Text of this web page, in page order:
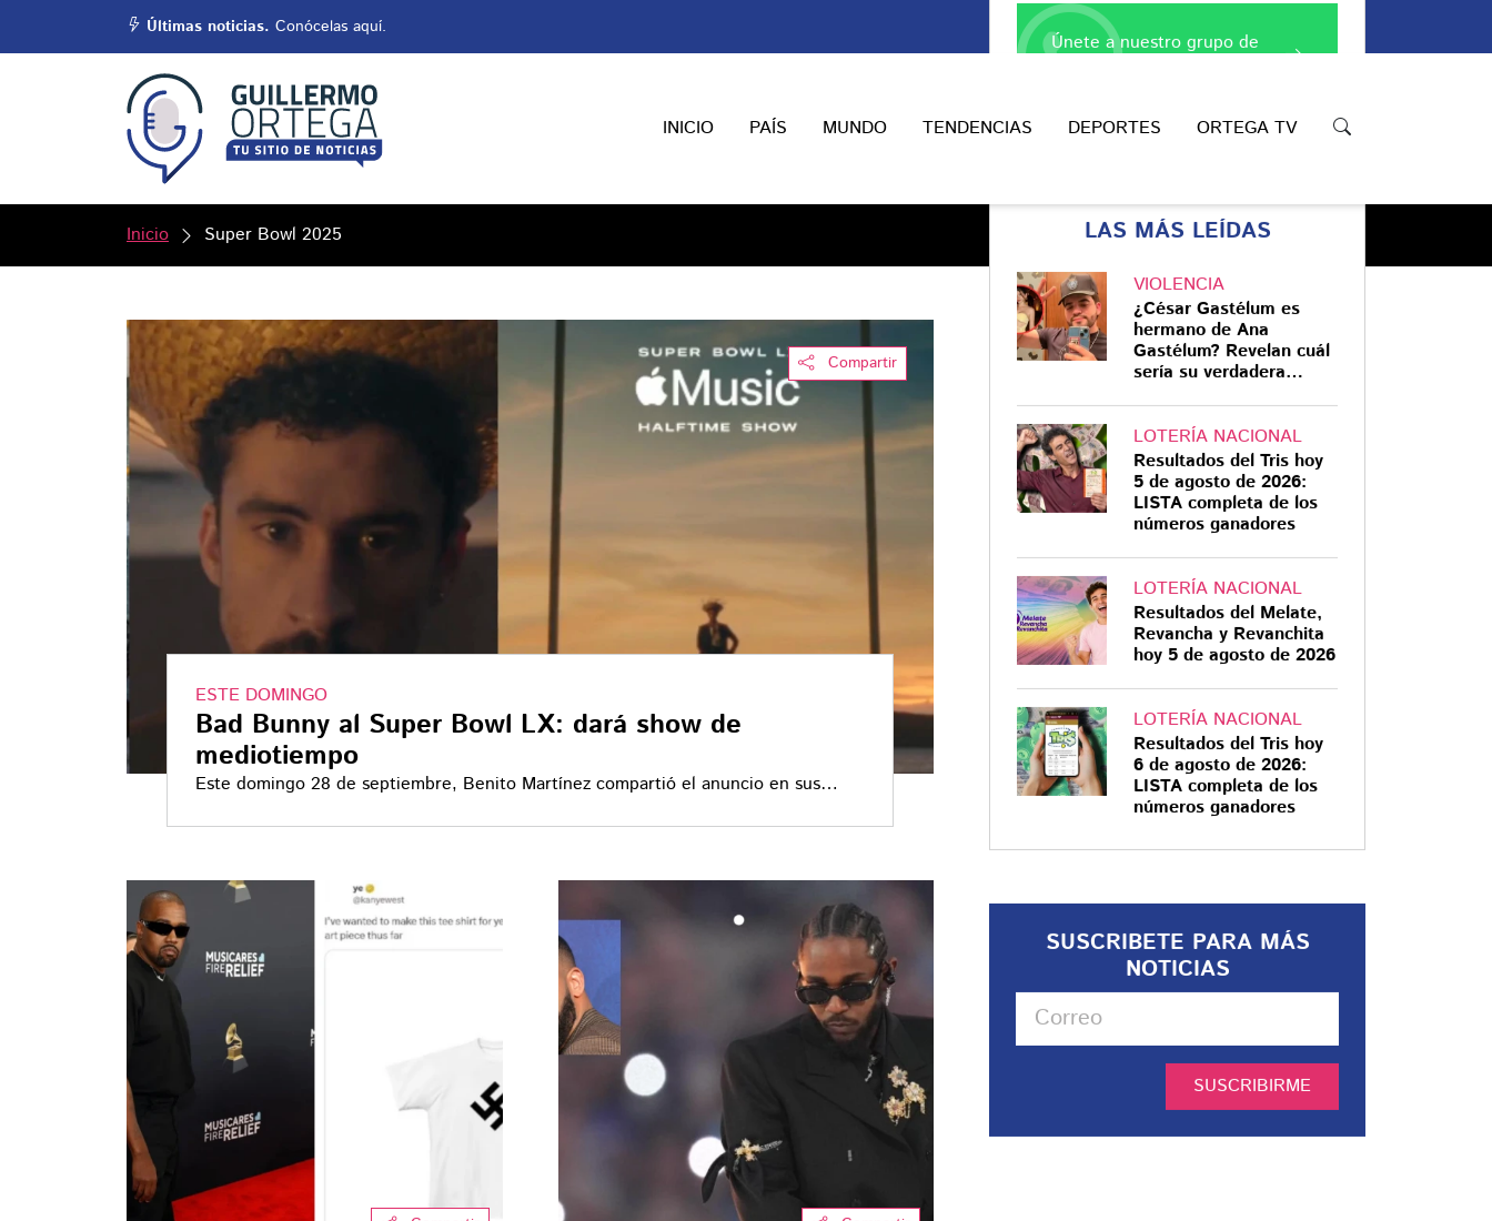
Últimas noticias. Conócelas aquí.
INICIO PAÍS MUNDO TENDENCIAS DEPORTES ORTEGA TV
Inicio Super Bowl 2025
Compartir
ESTE DOMINGO
Bad Bunny al Super Bowl LX: dará show de
mediotiempo
Este domingo 28 de septiembre, Benito Martínez compartió el anuncio en sus
Compartir
LA AFICIÓN SE HIZO PRESENTE
Los Eagles festejan
su título entre
aplausos e insultos
para Mahomes y
Taylor Swift
Los campeones celebraron su
título del Super Bowl LIX ante
Únete a nuestro grupo de
LAS MÁS LEÍDAS
VIOLENCIA
¿César Gastélum es
hermano de Ana
Gastélum? Revelan cuál
sería su verdadera
LOTERÍA NACIONAL
Resultados del Tris hoy
5 de agosto de 2026:
LISTA completa de los
números ganadores
LOTERÍA NACIONAL
Resultados del Melate,
Revancha y Revanchita
hoy 5 de agosto de 2026
LOTERÍA NACIONAL
Resultados del Tris hoy
6 de agosto de 2026:
LISTA completa de los
números ganadores
SUSCRIBETE PARA MÁS
NOTICIAS
SUSCRIBIRME